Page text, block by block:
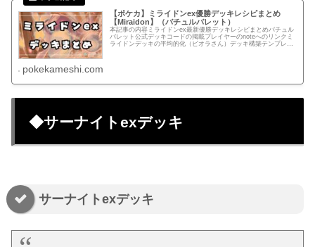
【ポケカ】ミライドンex優勝デッキレシピまとめ
【Miraidon】（バチュルバレット）
本記事の内容ミライドンex最新優勝デッキレシピまとめバチュル
バレット公式デッキコードの掲載プレイヤーのnoteへのリンクミ
ライドンデッキの平均的化（ビオラさん）デッキ構築テンプレー
pokekameshi.com
◆サーナイトexデッキ
サーナイトexデッキ